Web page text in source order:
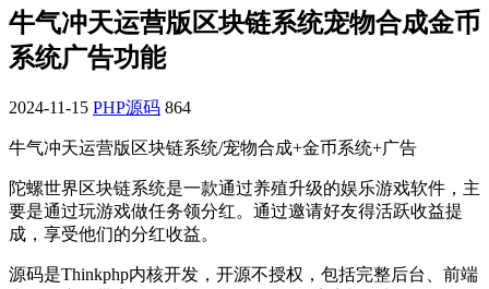
牛气冲天运营版区块链系统宠物合成金币
系统广告功能
2024-11-15 PHP源码 864
牛气冲天运营版区块链系统/宠物合成+金币系统+广告
陀螺世界区块链系统是一款通过养殖升级的娱乐游戏软件，主
要是通过玩游戏做任务领分红。通过邀请好友得活跃收益提
成，享受他们的分红收益。
源码是Thinkphp内核开发，开源不授权，包括完整后台、前端